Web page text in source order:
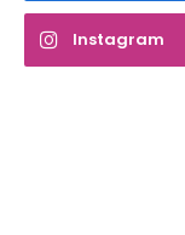
Instagram